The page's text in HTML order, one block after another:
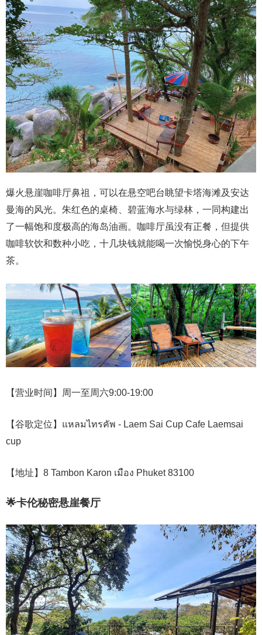
爆火悬崖咖啡厅鼻祖，可以在悬空吧台眺望卡塔海滩及安达
曼海的风光。朱红色的桌椅、碧蓝海水与绿林，一同构建出
了一幅饱和度极高的海岛油画。咖啡厅虽没有正餐，但提供
咖啡软饮和数种小吃，十几块钱就能喝一次愉悦身心的下午
茶。
【营业时间】周一至周六9:00-19:00
【谷歌定位】แหลมไทรคัพ - Laem Sai Cup Cafe Laemsai
cup
【地址】8 Tambon Karon เมือง Phuket 83100
🌟卡伦秘密悬崖餐厅